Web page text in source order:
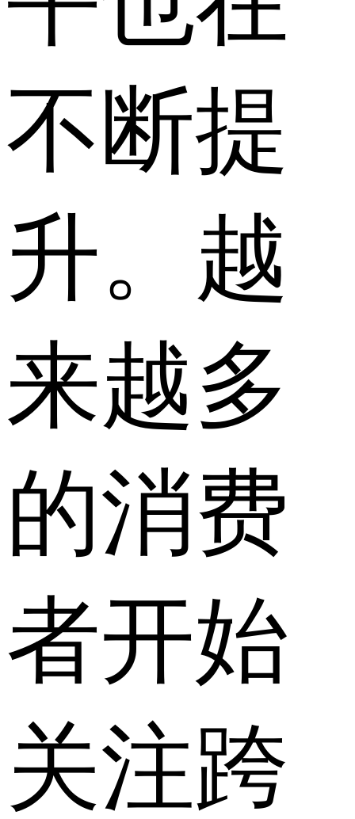
不断提
升。越
来越多
的消费
者开始
关注跨